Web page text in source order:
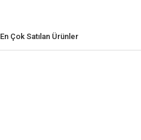
En Çok Satılan Ürünler